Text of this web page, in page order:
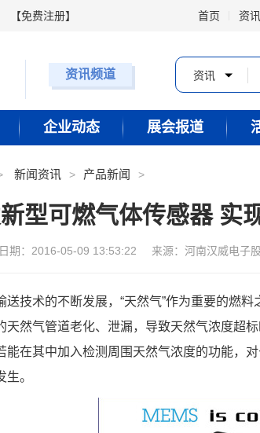
【免费注册】 首页 资讯
资讯频道 资讯
企业动态 展会报道
新闻资讯 产品新闻
型可燃气体传感器 实
日期：2016-05-09 13:53:22 来源：河南汉威电子
送技术的不断发展，“天然气”作为重要的燃
天然气管道老化、泄漏，导致天然气浓度超
能在其中加入检测周围天然气浓度的功能，
。